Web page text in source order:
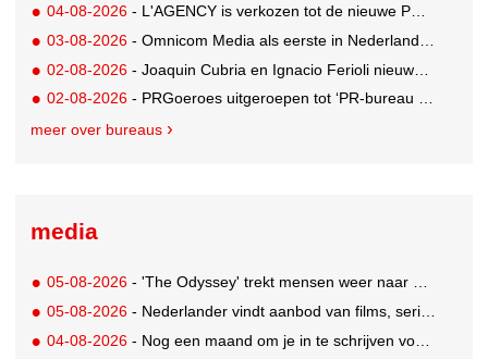
04-08-2026 - L'AGENCY is verkozen tot de nieuwe PR-partner van KoRo
03-08-2026 - Omnicom Media als eerste in Nederland actief met advertenties in ChatGPT
02-08-2026 - Joaquin Cubria en Ignacio Ferioli nieuwe Global CCO’s GUT, Renata Neumann Global Head of Production
02-08-2026 - PRGoeroes uitgeroepen tot ‘PR-bureau van het jaar 2026’
meer over bureaus
media
05-08-2026 - 'The Odyssey' trekt mensen weer naar de bioscoop
05-08-2026 - Nederlander vindt aanbod van films, series en sport vaak versnipperd
04-08-2026 - Nog een maand om je in te schrijven voor de Mercurs 2026